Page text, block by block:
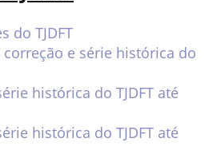
do TJDFT
correção e série histórica do
histórica do TJDFT até
histórica do TJDFT até